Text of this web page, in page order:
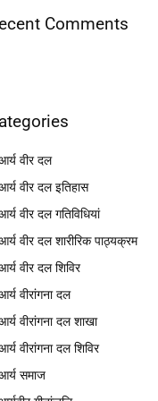
Comments
वीर दल
वीर दल इतिहास
वीर दल गतिविधियां
वीर दल शारीरिक पाठ्यक्रम
वीर दल शिविर
वीरांगना दल
वीरांगना दल शाखा
वीरांगना दल शिविर
समाज